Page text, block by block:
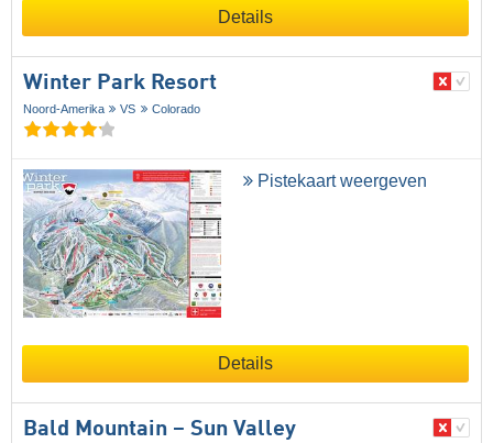
Details
Winter Park Resort
Noord-Amerika VS Colorado
Pistekaart weergeven
Details
Bald Mountain – Sun Valley